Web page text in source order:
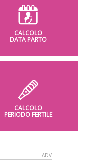
CALCOLO
DATA PARTO
CALCOLO
PERIODO FERTILE